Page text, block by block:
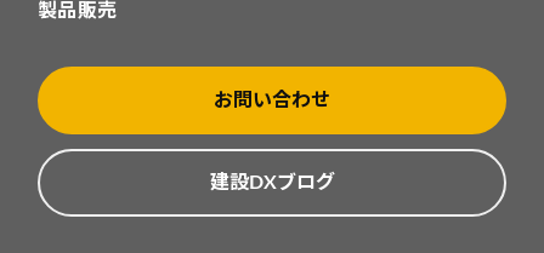
製品販売
お問い合わせ
建設DXブログ